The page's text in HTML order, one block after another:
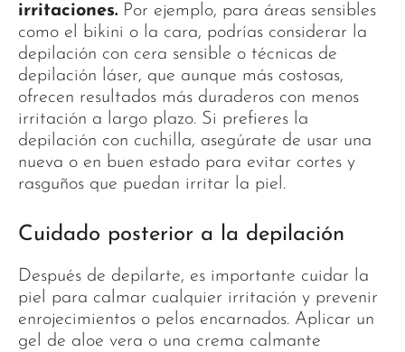
irritaciones. Por ejemplo, para áreas sensibles
como el bikini o la cara, podrías considerar la
depilación con cera sensible o técnicas de
depilación láser, que aunque más costosas,
ofrecen resultados más duraderos con menos
irritación a largo plazo. Si prefieres la
depilación con cuchilla, asegúrate de usar una
nueva o en buen estado para evitar cortes y
rasguños que puedan irritar la piel.
Cuidado posterior a la depilación
Después de depilarte, es importante cuidar la
piel para calmar cualquier irritación y prevenir
enrojecimientos o pelos encarnados. Aplicar un
gel de aloe vera o una crema calmante